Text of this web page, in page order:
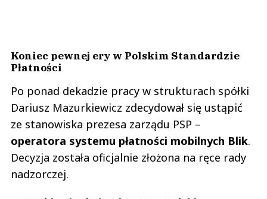
Koniec pewnej ery w Polskim Standardzie
Płatności
Po ponad dekadzie pracy w strukturach spółki
Dariusz Mazurkiewicz zdecydował się ustąpić
ze stanowiska prezesa zarządu PSP –
operatora systemu płatności mobilnych Blik.
Decyzja została oficjalnie złożona na ręce rady
nadzorczej.